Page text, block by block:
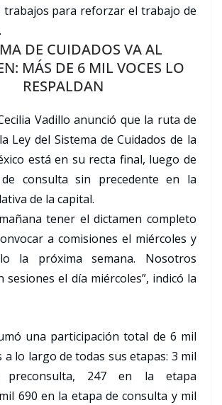
trabajos para reforzar el trabajo de
DE CUIDADOS VA AL
MÁS DE 6 MIL VOCES LO
RESPALDAN
Vadillo anunció que la ruta de
Ley del Sistema de Cuidados de la
está en su recta final, luego de
consulta sin precedente en la
de la capital.
tener el dictamen completo
a comisiones el miércoles y
la próxima semana. Nosotros
sesiones el día miércoles”, indicó la
una participación total de 6 mil
a lo largo de todas sus etapas: 3 mil
247 en la etapa
690 en la etapa de consulta y mil